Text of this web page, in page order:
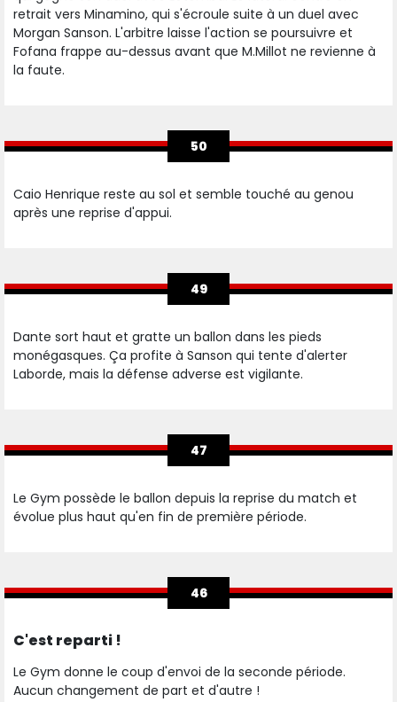
retrait vers Minamino, qui s'écroule suite à un duel avec
Morgan Sanson. L'arbitre laisse l'action se poursuivre et
Fofana frappe au-dessus avant que M.Millot ne revienne à
la faute.
50
Caio Henrique reste au sol et semble touché au genou
après une reprise d'appui.
49
Dante sort haut et gratte un ballon dans les pieds
monégasques. Ça profite à Sanson qui tente d'alerter
Laborde, mais la défense adverse est vigilante.
47
Le Gym possède le ballon depuis la reprise du match et
évolue plus haut qu'en fin de première période.
46
C'est reparti !
Le Gym donne le coup d'envoi de la seconde période.
Aucun changement de part et d'autre !